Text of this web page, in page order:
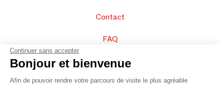
Contact
FAQ
Vendez vos produits
Plan du site
Continuer sans accepter
Bonjour et bienvenue
Afin de pouvoir rendre votre parcours de visite le plus agréable